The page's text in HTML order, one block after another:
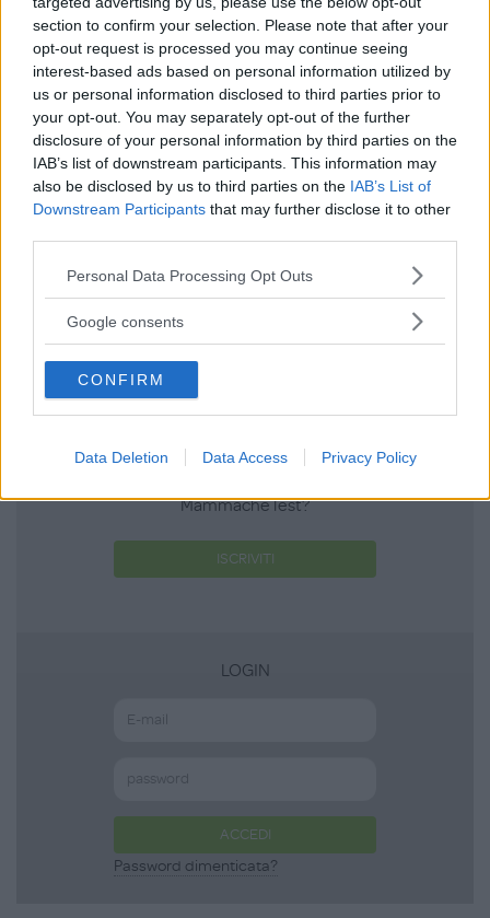
section to confirm your selection. Please note that after your
opt-out request is processed you may continue seeing
interest-based ads based on personal information utilized by
us or personal information disclosed to third parties prior to
your opt-out. You may separately opt-out of the further
disclosure of your personal information by third parties on the
IAB’s list of downstream participants. This information may
also be disclosed by us to third parties on the IAB’s List of
Downstream Participants that may further disclose it to other
Please note that this website/app uses one or more Google
not limited to your visit or usage behaviour. You may click to
use your data for below specified purposes in below Google
consent section.
Personal Data Processing Opt Outs
Google consents
CONFIRM
Data Deletion Data Access Privacy Policy
Ho dato quattro stelle a questo omogeneizzato in quanto ha
un sapore un po' troppo forte! Comun ...continua a leggere
Utile
)
Guarda tutte le opinioni degli utenti
Scrivi una recensione
Effettua l'accesso per scrivere una recensione
MammacheTest?
ISCRIVITI
LOGIN
ACCEDI
Password dimenticata?